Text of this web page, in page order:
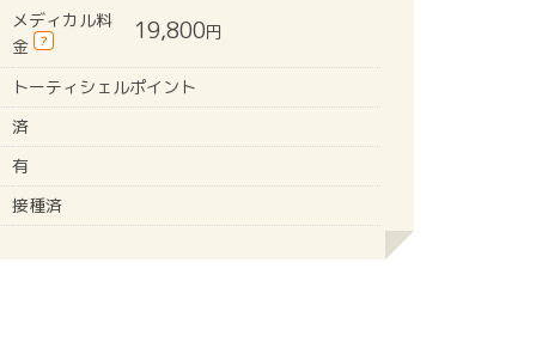
メディカル料
金
? 19,800円
トーティシェルポイント
済
有
接種済